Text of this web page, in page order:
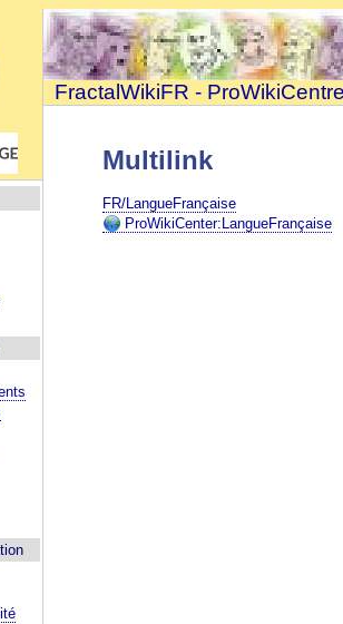
FractalWikiFR -
Multilink
FR/LangueFrançaise
ProWikiCenter:LangueFrançaise